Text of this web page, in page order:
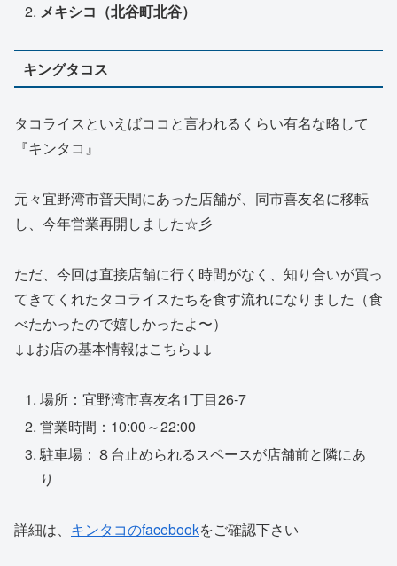
メキシコ（北谷町北谷）
キングタコス
タコライスといえばココと言われるくらい有名な略して
『キンタコ』
元々宜野湾市普天間にあった店舗が、同市喜友名に移転
し、今年営業再開しました☆彡
ただ、今回は直接店舗に行く時間がなく、知り合いが買っ
てきてくれたタコライスたちを食す流れになりました（食
べたかったので嬉しかったよ〜）
↓↓お店の基本情報はこちら↓↓
場所：宜野湾市喜友名1丁目26-7
営業時間：10:00～22:00
駐車場：８台止められるスペースが店舗前と隣にあ
り
詳細は、 キンタコのfacebookをご確認下さい